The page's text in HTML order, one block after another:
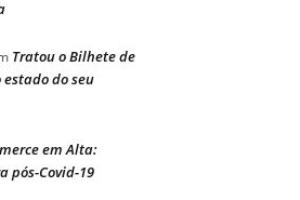
Tratou o Bilhete de
do seu
em Alta:
pós-Covid-19